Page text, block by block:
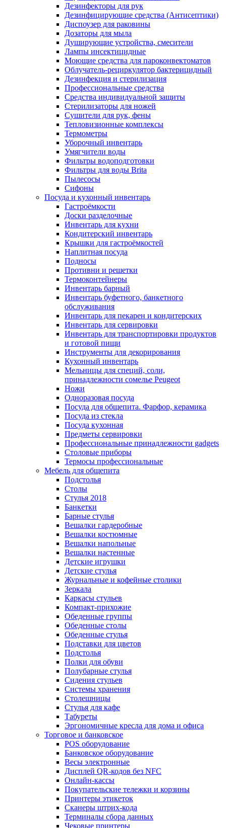
Дезинфекторы для рук
Дезинфицирующие средства (Антисептики)
Диспоузер для раковины
Дозаторы для мыла
Душирующие устройства, смесители
Лампы инсектицидные
Моющие средства для пароконвектоматов
Облучатель-рециркулятор бактерицидный
Дезинфекция и стерилизация
Профессиональные средства
Средства индивидуальной защиты
Стерилизаторы для ножей
Сушители для рук, фены
Тепловизионные комплексы
Термометры
Уборочный инвентарь
Умягчители воды
Фильтры водоподготовки
Фильтры для воды Brita
Пылесосы
Сифоны
Посуда и кухонный инвентарь
Гастроёмкости
Доски разделочные
Инвентарь для кухни
Кондитерский инвентарь
Крышки для гастроёмкостей
Наплитная посуда
Подносы
Противни и решетки
Термоконтейнеры
Инвентарь барный
Инвентарь буфетного, банкетного
обслуживания
Инвентарь для пекарен и кондитерских
Инвентарь для сервировки
Инвентарь для транспортировки продуктов
и готовой пищи
Инструменты для декорирования
Кухонный инвентарь
Мельницы для специй, соли,
принадлежности сомелье Peugeot
Ножи
Одноразовая посуда
Посуда для общепита. Фарфор, керамика
Посуда из стекла
Посуда кухонная
Предметы сервировки
Профессиональные принадлежности gadgets
Столовые приборы
Термосы профессиональные
Мебель для общепита
Подстолья
Столы
Стулья 2018
Банкетки
Барные стулья
Вешалки гардеробные
Вешалки костюмные
Вешалки напольные
Вешалки настенные
Детские игрушки
Детские стулья
Журнальные и кофейные столики
Зеркала
Каркасы стульев
Компакт-прихожие
Обеденные группы
Обеденные столы
Обеденные стулья
Подставки для цветов
Подстолья
Полки для обуви
Полубарные стулья
Сидения стульев
Системы хранения
Столешницы
Стулья для кафе
Табуреты
Эргономичные кресла для дома и офиса
Торговое и банковское
POS оборудование
Банковское оборудование
Весы электронные
Дисплей QR-кодов без NFC
Онлайн-кассы
Покупательские тележки и корзины
Принтеры этикеток
Сканеры штрих-кода
Терминалы сбора данных
Чековые принтеры